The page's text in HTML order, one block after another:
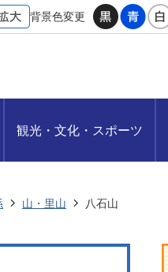
背景色変更
観光・文化・スポーツ
山・里山 八石山